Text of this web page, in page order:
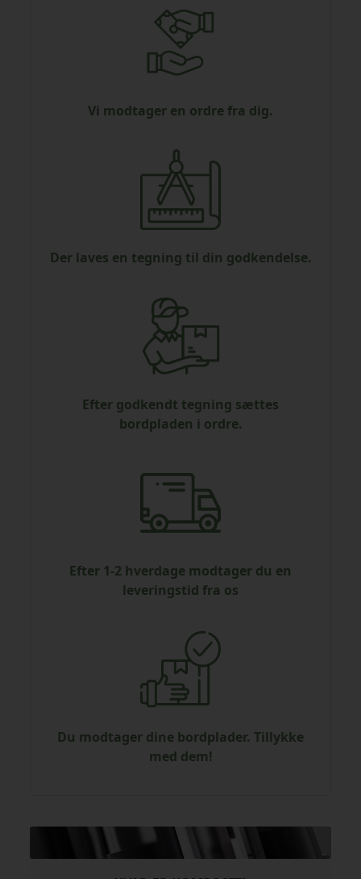
Vi modtager en ordre fra dig.
Der laves en tegning til din godkendelse.
Efter godkendt tegning sættes
bordpladen i ordre.
Efter 1-2 hverdage modtager du en
leveringstid fra os
Du modtager dine bordplader. Tillykke
med dem!